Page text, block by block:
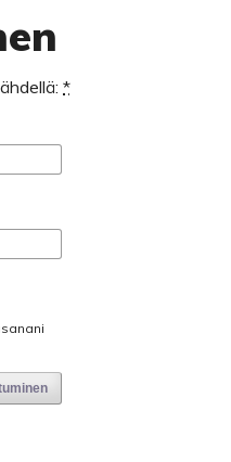
*